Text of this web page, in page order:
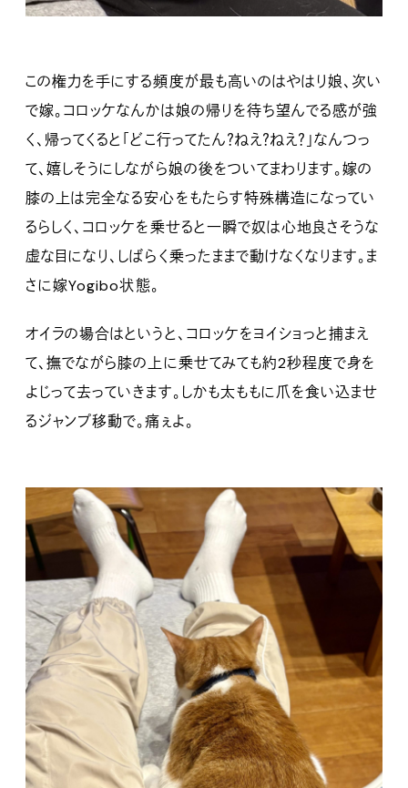
この権力を手にする頻度が最も高いのはやはり娘、次い
で嫁。コロッケなんかは娘の帰りを待ち望んでる感が強
く、帰ってくると「どこ行ってたん？ねえ？ねえ？」なんつっ
て、嬉しそうにしながら娘の後をついてまわります。嫁の
膝の上は完全なる安心をもたらす特殊構造になってい
るらしく、コロッケを乗せると一瞬で奴は心地良さそうな
虚な目になり、しばらく乗ったままで動けなくなります。ま
さに嫁Yogibo状態。
オイラの場合はというと、コロッケをヨイショっと捕まえ
て、撫でながら膝の上に乗せてみても約2秒程度で身を
よじって去っていきます。しかも太ももに爪を食い込ませ
るジャンプ移動で。痛ぇよ。